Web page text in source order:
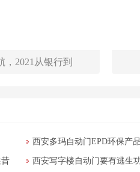
，2021从银行到
西安多玛自动门EPD环保产
西安写字楼自动门要有逃生